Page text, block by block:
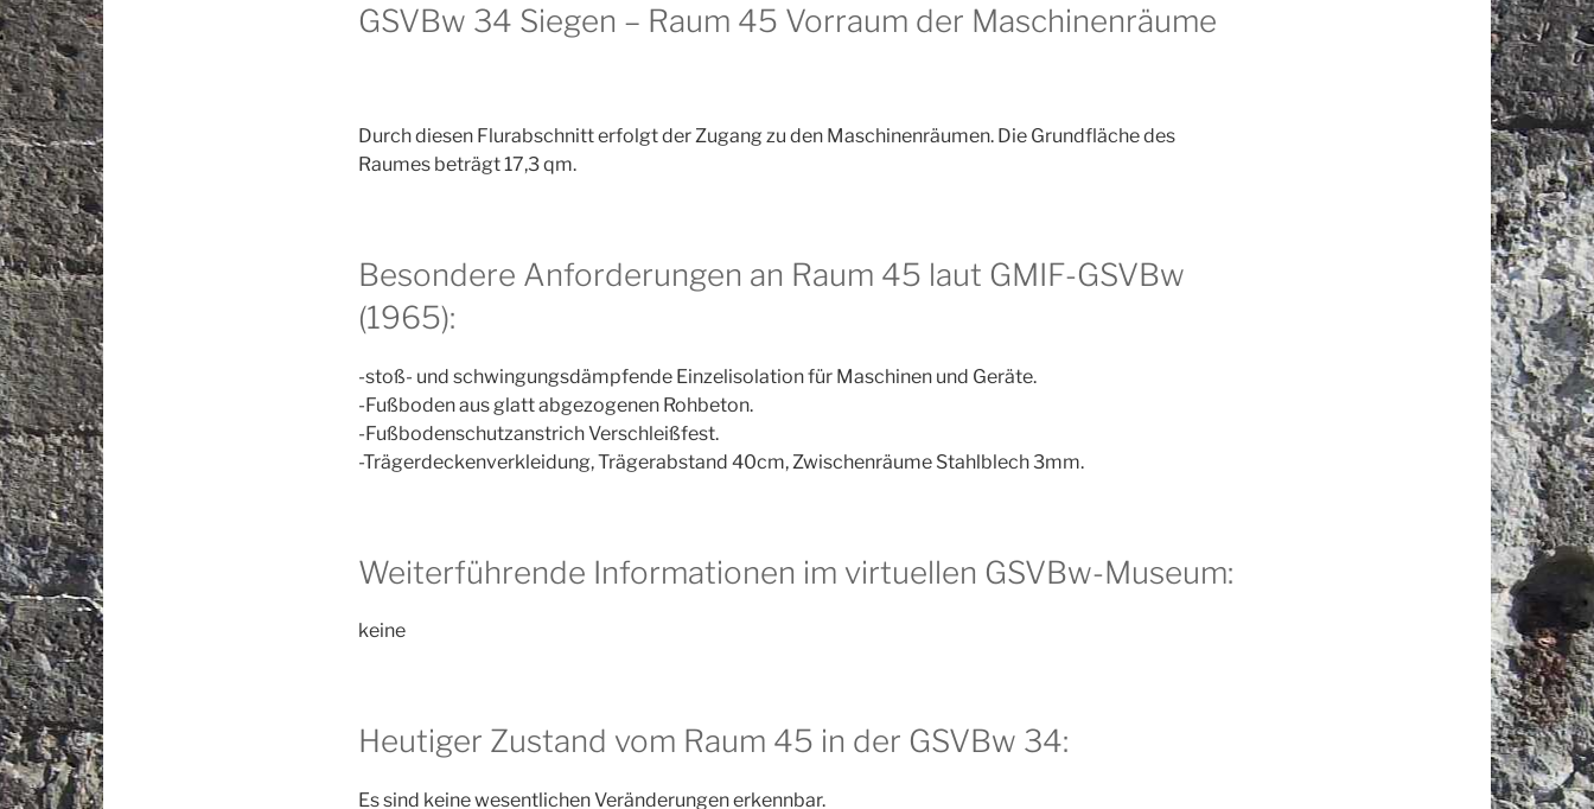
GSVBw 34 Siegen – Raum 45 Vorraum der Maschinenräume
Durch diesen Flurabschnitt erfolgt der Zugang zu den Maschinenräumen. Die Grundfläche des
Raumes beträgt 17,3 qm.
Besondere Anforderungen an Raum 45 laut GMIF-GSVBw
(1965):
-stoß- und schwingungsdämpfende Einzelisolation für Maschinen und Geräte.
-Fußboden aus glatt abgezogenen Rohbeton.
-Fußbodenschutzanstrich Verschleißfest.
-Trägerdeckenverkleidung, Trägerabstand 40cm, Zwischenräume Stahlblech 3mm.
Weiterführende Informationen im virtuellen GSVBw-Museum:
keine
Heutiger Zustand vom Raum 45 in der GSVBw 34:
Es sind keine wesentlichen Veränderungen erkennbar.